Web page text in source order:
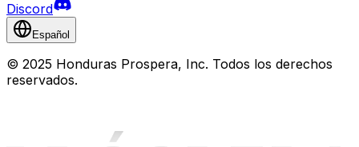
Discord
Español
© 2025 Honduras Prospera, Inc. Todos los derechos
reservados.